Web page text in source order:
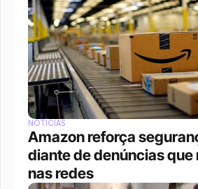
NOTÍCIAS
Amazon reforça
diante de denúncias
nas redes